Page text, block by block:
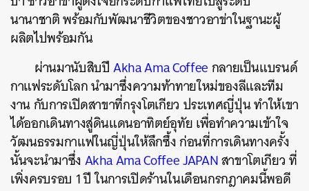
นานาชาติ พร้อมกับพัฒนาชีวิตของชาวอาข่าในฐานะผู้
ผลิตไปพร้อมกัน
ผ่านมานับสิบปีAkha Ama Coffeeกลายเป็นแบรนด์
กาแฟระดับโลก นำมาซึ่งความท้าทายใหม่ของลีและทีม
งาน กับการเปิดสาขาที่กรุงโตเกียว ประเทศญี่ปุ่น ทำให้เขา
ได้ออกเดินทางสู่ดินแดนอาทิตย์อุทัย เพื่อทำความเข้าใจ
วัฒนธรรมกาแฟในญี่ปุ่นให้ลึกซึ้ง ก่อนที่การเดินทางครั้ง
นั้นจะนำมาซึ่งAkha Ama Coffee JAPANสาขาโตเกียว ที่
เพิ่งครบรอบ 1 ปี ในการเปิดร้านในเดือนกรกฎาคมนี้พอดี